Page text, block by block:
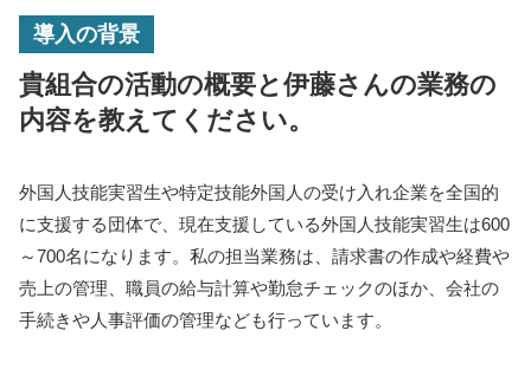
導入の背景
貴組合の活動の概要と伊藤さんの業務の
内容を教えてください。
外国人技能実習生や特定技能外国人の受け入れ企業を全国的
に支援する団体で、現在支援している外国人技能実習生は600
～700名になります。私の担当業務は、請求書の作成や経費や
売上の管理、職員の給与計算や勤怠チェックのほか、会社の
手続きや人事評価の管理なども行っています。